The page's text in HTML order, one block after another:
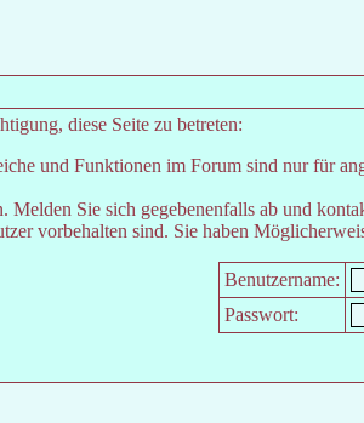
diese Seite zu betreten:
und Funktionen im Forum sind nur für
Sie sich gegebenenfalls ab und
vorbehalten sind. Sie haben
Benutzername:
Passwort: